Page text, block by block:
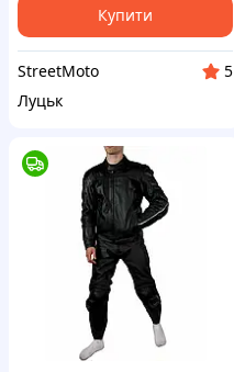
Купити
StreetMoto
5
Луцьк